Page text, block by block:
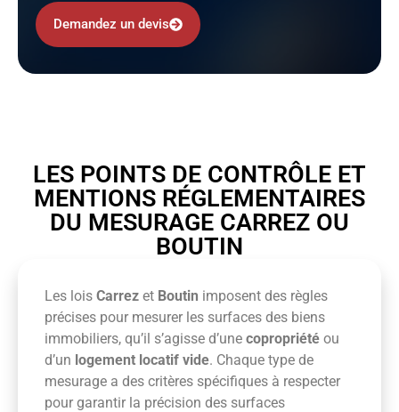
Demandez un devis
LES POINTS DE CONTRÔLE ET
MENTIONS RÉGLEMENTAIRES
DU MESURAGE CARREZ OU
BOUTIN
Les lois Carrez et Boutin imposent des règles
précises pour mesurer les surfaces des biens
immobiliers, qu’il s’agisse d’une copropriété ou
d’un logement locatif vide. Chaque type de
mesurage a des critères spécifiques à respecter
pour garantir la précision des surfaces